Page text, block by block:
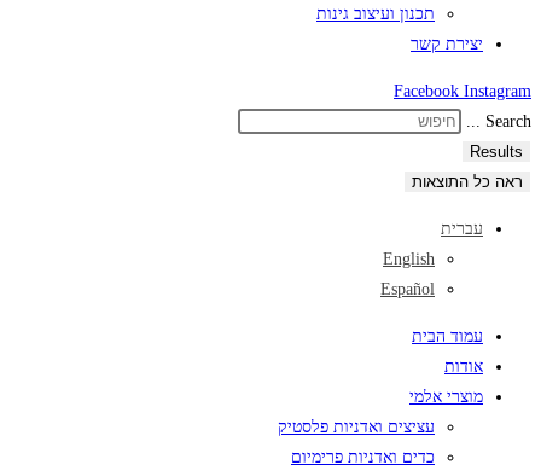
תכנון ועיצוב גינות
יצירת קשר
Facebook Instagram
Search ...
Results
ראה כל התוצאות
עברית
English
Español
עמוד הבית
אודות
מוצרי אלמי
עציצים ואדניות פלסטיק
כדים ואדניות פרימיום